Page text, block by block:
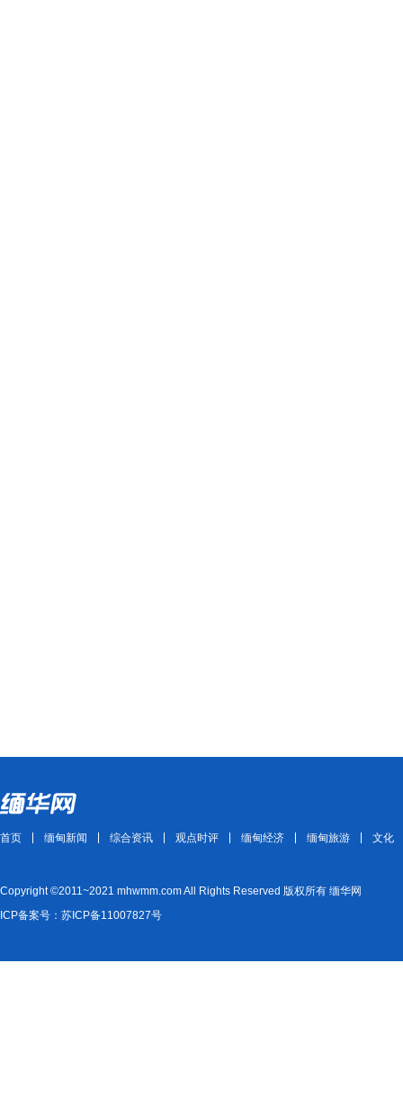
首页 缅甸新闻 综合资讯 观点时评 缅甸经济 缅甸旅游 文化
Copyright ©2011~2021 mhwmm.com All Rights Reserved 版权所有 缅华网
ICP备案号：苏ICP备11007827号